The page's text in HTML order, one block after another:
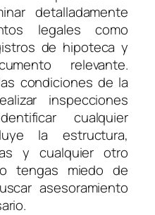
detalladamente
legales como
de hipoteca y
relevante.
condiciones de la
inspecciones
cualquier
la estructura,
y cualquier otro
tengas miedo de
asesoramiento